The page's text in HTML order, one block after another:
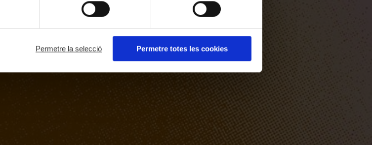
Permetre la selecció Permetre totes les cookies